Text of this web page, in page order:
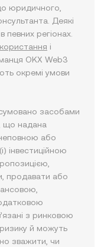
юридичного,
Деякі
регіонах.
і
OKX Web3
окремі умови
засобами
що надана
або
інвестиційною
продавати або
з ринковою
й можуть
зважити, чи